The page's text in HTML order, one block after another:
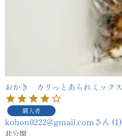
おかき カリっとあられミックス
購入者
kobon0222@gmail.com 1
非公開